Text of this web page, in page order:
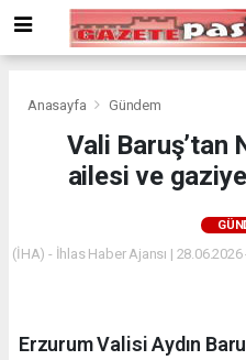
Bonusu
Veren
deneme
siteler
Veren
Anasayfa Gündem
Vali Baruş’tan
ailesi ve
(İHA) - İhlas Haber Ajansı |
Erzurum Valisi Aydın